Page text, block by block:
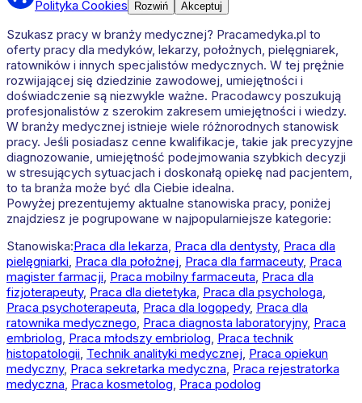
Polityka Cookies Rozwiń Akceptuj
Szukasz pracy w branży medycznej? Pracamedyka.pl to
oferty pracy dla medyków, lekarzy, położnych, pielęgniarek,
ratowników i innych specjalistów medycznych. W tej prężnie
rozwijającej się dziedzinie zawodowej, umiejętności i
doświadczenie są niezwykle ważne. Pracodawcy poszukują
profesjonalistów z szerokim zakresem umiejętności i wiedzy.
W branży medycznej istnieje wiele różnorodnych stanowisk
pracy. Jeśli posiadasz cenne kwalifikacje, takie jak precyzyjne
diagnozowanie, umiejętność podejmowania szybkich decyzji
w stresujących sytuacjach i doskonałą opiekę nad pacjentem,
to ta branża może być dla Ciebie idealna.
Powyżej prezentujemy aktualne stanowiska pracy, poniżej
znajdziesz je pogrupowane w najpopularniejsze kategorie:
Stanowiska:Praca dla lekarza, Praca dla dentysty, Praca dla
pielęgniarki, Praca dla położnej, Praca dla farmaceuty, Praca
magister farmacji, Praca mobilny farmaceuta, Praca dla
fizjoterapeuty, Praca dla dietetyka, Praca dla psychologa,
Praca psychoterapeuta, Praca dla logopedy, Praca dla
ratownika medycznego, Praca diagnosta laboratoryjny, Praca
embriolog, Praca młodszy embriolog, Praca technik
histopatologii, Technik analityki medycznej, Praca opiekun
medyczny, Praca sekretarka medyczna, Praca rejestratorka
medyczna, Praca kosmetolog, Praca podolog